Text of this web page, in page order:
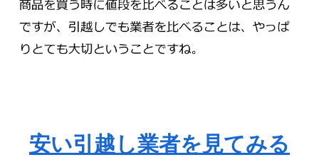
安い引越し業者を見てみる